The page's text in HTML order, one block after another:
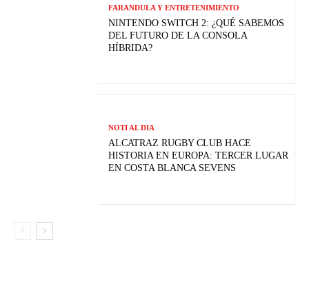
FARANDULA Y ENTRETENIMIENTO
NINTENDO SWITCH 2: ¿QUÉ SABEMOS
DEL FUTURO DE LA CONSOLA
HÍBRIDA?
NOTI AL DIA
ALCATRAZ RUGBY CLUB HACE
HISTORIA EN EUROPA: TERCER LUGAR
EN COSTA BLANCA SEVENS